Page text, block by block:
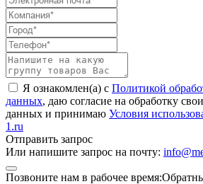
Я ознакомлен(а) с Политикой
данных, даю согласие на обработку
данных и принимаю Условия
1.ru
Отправить запрос
Или напишите запрос на почту:
Позвоните нам в рабочее время: